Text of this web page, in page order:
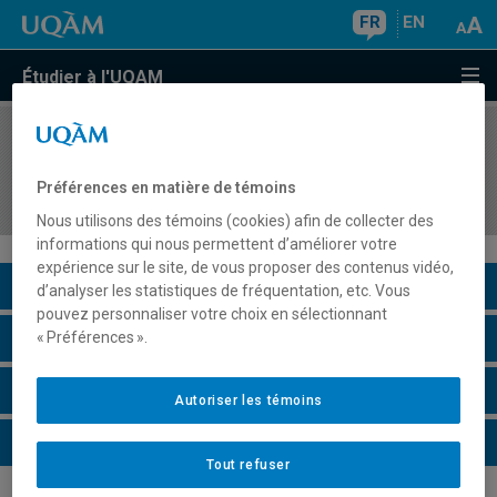
FR EN
Étudier à l'UQAM
COURS//
l'environnement
Description du cours
Horaire - Été 2026
Horaire - Automne 2026
Horaire - Hiver 2027
Préférences en matière de témoins
Nous utilisons des témoins (cookies) afin de collecter des
informations qui nous permettent d’améliorer votre
expérience sur le site, de vous proposer des contenus vidéo,
d’analyser les statistiques de fréquentation, etc. Vous
pouvez personnaliser votre choix en sélectionnant
« Préférences ».
Tout refuser
Autoriser les témoins